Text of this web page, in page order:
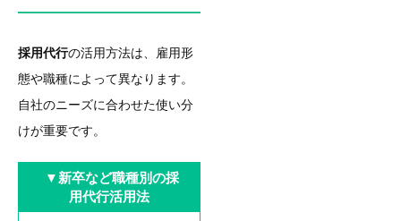
採用代行の活用方法は、雇用形
態や職種によって異なります。
自社のニーズに合わせた使い分
けが重要です。
▼ 新卒など職種別の採
用代行活用法